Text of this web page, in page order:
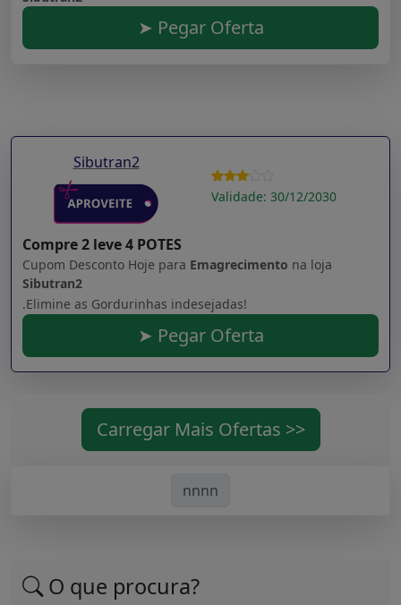
➤ Pegar Oferta
Sibutran2
Validade: 30/12/2030
Compre 2 leve 4 POTES
Cupom Desconto Hoje para Emagrecimento na loja
Sibutran2
.Elimine as Gordurinhas indesejadas!
➤ Pegar Oferta
Carregar Mais Ofertas >>
nnnn
O que procura?